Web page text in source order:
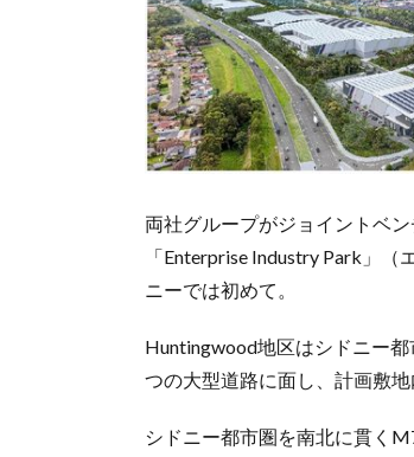
両社グループがジョイントベ
「Enterprise Industry Park」
ニーでは初めて。
Huntingwood地区はシドニー
つの大型道路に面し、計画敷
シドニー都市圏を南北に貫く